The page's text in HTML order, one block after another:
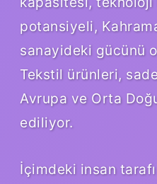
potansiyeli,
sanayideki gücünü
Tekstil ürünleri,
Avrupa ve Orta
ediliyor.
İçimdeki insan